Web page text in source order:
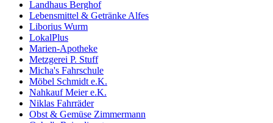
Landhaus Berghof
Lebensmittel & Getränke Alfes
Liborius Wurm
LokalPlus
Marien-Apotheke
Metzgerei P. Stuff
Micha's Fahrschule
Möbel Schmidt e.K.
Nahkauf Meier e.K.
Niklas Fahrräder
Obst & Gemüse Zimmermann